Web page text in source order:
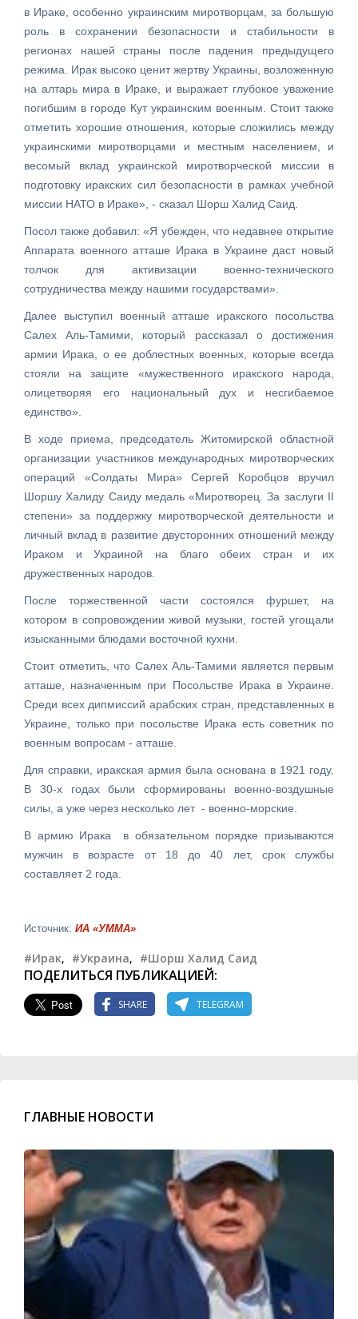
в Ираке, особенно украинским миротворцам, за большую
роль в сохранении безопасности и стабильности в
регионах нашей страны после падения предыдущего
режима. Ирак высоко ценит жертву Украины, возложенную
на алтарь мира в Ираке, и выражает глубокое уважение
погибшим в городе Кут украинским военным. Стоит также
отметить хорошие отношения, которые сложились между
украинскими миротворцами и местным населением, и
весомый вклад украинской миротворческой миссии в
подготовку иракских сил безопасности в рамках учебной
миссии НАТО в Ираке», - сказал Шорш Халид Саид.
Посол также добавил: «Я убежден, что недавнее открытие
Аппарата военного атташе Ирака в Украине даст новый
толчок для активизации военно-технического
сотрудничества между нашими государствами».
Далее выступил военный атташе иракского посольства
Салех Аль-Тамими, который рассказал о достижения
армии Ирака, о ее доблестных военных, которые всегда
стояли на защите «мужественного иракского народа,
олицетворяя его национальный дух и несгибаемое
единство».
В ходе приема, председатель Житомирской областной
организации участников международных миротворческих
операций «Солдаты Мира» Сергей Коробцов вручил
Шоршу Халиду Саиду медаль «Миротворец. За заслуги II
степени» за поддержку миротворческой деятельности и
личный вклад в развитие двусторонних отношений между
Ираком и Украиной на благо обеих стран и их
дружественных народов.
После торжественной части состоялся фуршет, на
котором в сопровождении живой музыки, гостей угощали
изысканными блюдами восточной кухни.
Стоит отметить, что Салех Аль-Тамими является первым
атташе, назначенным при Посольстве Ирака в Украине.
Среди всех дипмиссий арабских стран, представленных в
Украине, только при посольстве Ирака есть советник по
военным вопросам - атташе.
Для справки, иракская армия была основана в 1921 году.
В 30-х годах были сформированы военно-воздушные
силы, а уже через несколько лет - военно-морские.
В армию Ирака в обязательном порядке призываются
мужчин в возрасте от 18 до 40 лет, срок службы
составляет 2 года.
Источник: ИА «УММА»
#Ирак, #Украина, #Шорш Халид Саид
ПОДЕЛИТЬСЯ ПУБЛИКАЦИЕЙ:
SHARE TELEGRAM
ГЛАВНЫЕ НОВОСТИ